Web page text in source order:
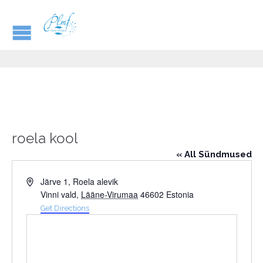
roela kool
« All Sündmused
AddressJärve 1, Roela alevik
Vinni vald, Lääne-Virumaa 46602 Estonia
Get Directions